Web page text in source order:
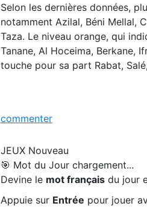
Selon les dernières données,
notamment Azilal, Béni Mellal,
Taza. Le niveau orange, qui
Tanane, Al Hoceima, Berkane,
touche pour sa part Rabat,
commenter
JEUX Nouveau
🎯 Mot du Jour chargement...
Devine le mot françaisdu jour
Appuie sur Entrée pour jouer